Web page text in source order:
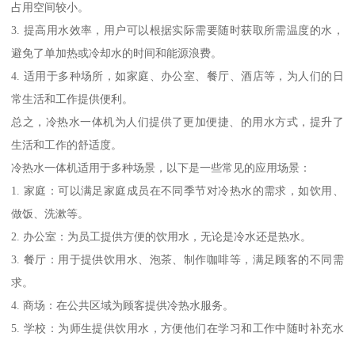
占用空间较小。
3. 提高用水效率，用户可以根据实际需要随时获取所需温度的水，
避免了单加热或冷却水的时间和能源浪费。
4. 适用于多种场所，如家庭、办公室、餐厅、酒店等，为人们的日
常生活和工作提供便利。
总之，冷热水一体机为人们提供了更加便捷、的用水方式，提升了
生活和工作的舒适度。
冷热水一体机适用于多种场景，以下是一些常见的应用场景：
1. 家庭：可以满足家庭成员在不同季节对冷热水的需求，如饮用、
做饭、洗漱等。
2. 办公室：为员工提供方便的饮用水，无论是冷水还是热水。
3. 餐厅：用于提供饮用水、泡茶、制作咖啡等，满足顾客的不同需
求。
4. 商场：在公共区域为顾客提供冷热水服务。
5. 学校：为师生提供饮用水，方便他们在学习和工作中随时补充水